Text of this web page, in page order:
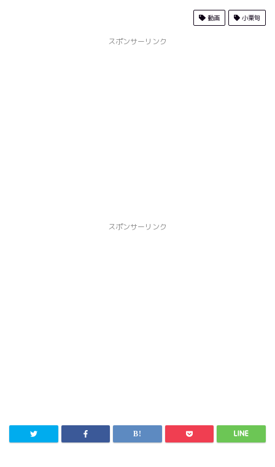
動画 小栗旬
スポンサーリンク
スポンサーリンク